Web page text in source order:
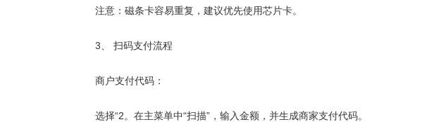
注意：磁条卡容易重复，建议优先使用芯片卡。
3、 扫码支付流程
商户支付代码：
选择“2。在主菜单中“扫描”，输入金额，并生成商家支付代码。